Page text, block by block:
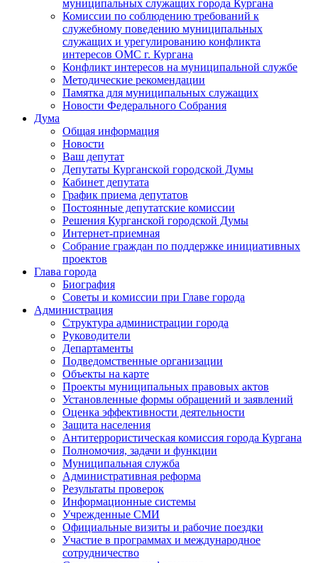
муниципальных служащих города Кургана
Комиссии по соблюдению требований к
служебному поведению муниципальных
служащих и урегулированию конфликта
интересов ОМС г. Кургана
Конфликт интересов на муниципальной службе
Методические рекомендации
Памятка для муниципальных служащих
Новости Федерального Cобрания
Дума
Общая информация
Новости
Ваш депутат
Депутаты Курганской городской Думы
Кабинет депутата
График приема депутатов
Постоянные депутатские комиссии
Решения Курганской городской Думы
Интернет-приемная
Собрание граждан по поддержке инициативных
проектов
Глава города
Биография
Советы и комиссии при Главе города
Администрация
Структура администрации города
Руководители
Департаменты
Подведомственные организации
Объекты на карте
Проекты муниципальных правовых актов
Установленные формы обращений и заявлений
Оценка эффективности деятельности
Защита населения
Антитеррористическая комиссия города Кургана
Полномочия, задачи и функции
Муниципальная служба
Административная реформа
Результаты проверок
Информационные системы
Учрежденные СМИ
Официальные визиты и рабочие поездки
Участие в программах и международное
сотрудничество